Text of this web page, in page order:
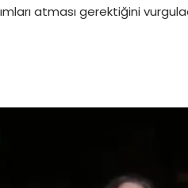
atması gerektiğini